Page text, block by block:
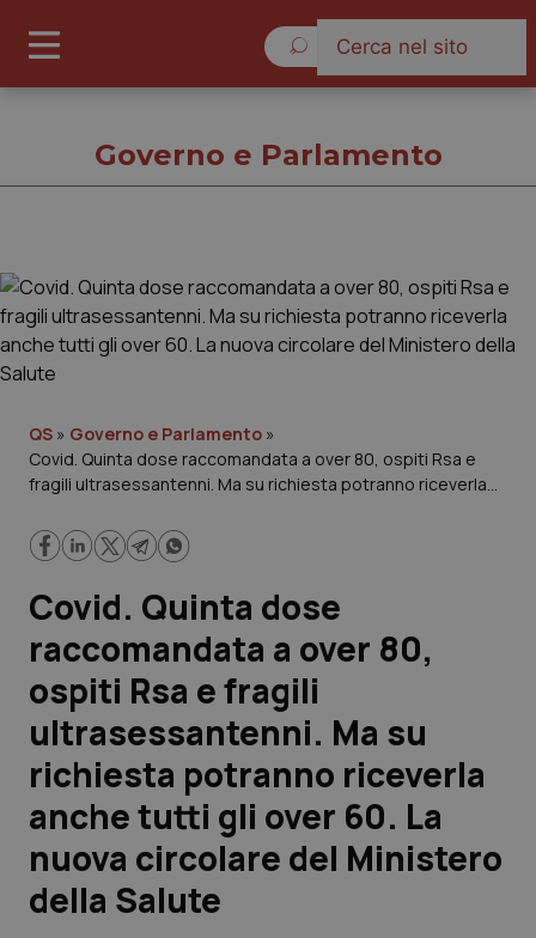
Cronache
Regioni e Asl
Lavoro e Professioni
Scienza e Farmaci
Studi e Analisi
Lettere al direttore
Edizioni Regionali
Professionisti Sanitari.AI
Governo e Parlamento
QS » Governo e Parlamento »
Covid. Quinta dose raccomandata a over 80, ospiti Rsa e
fragili ultrasessantenni. Ma su richiesta potranno riceverla
Salute
Covid. Quinta dose
raccomandata a over 80,
ospiti Rsa e fragili
ultrasessantenni. Ma su
richiesta potranno riceverla
anche tutti gli over 60. La
nuova circolare del Ministero
della Salute